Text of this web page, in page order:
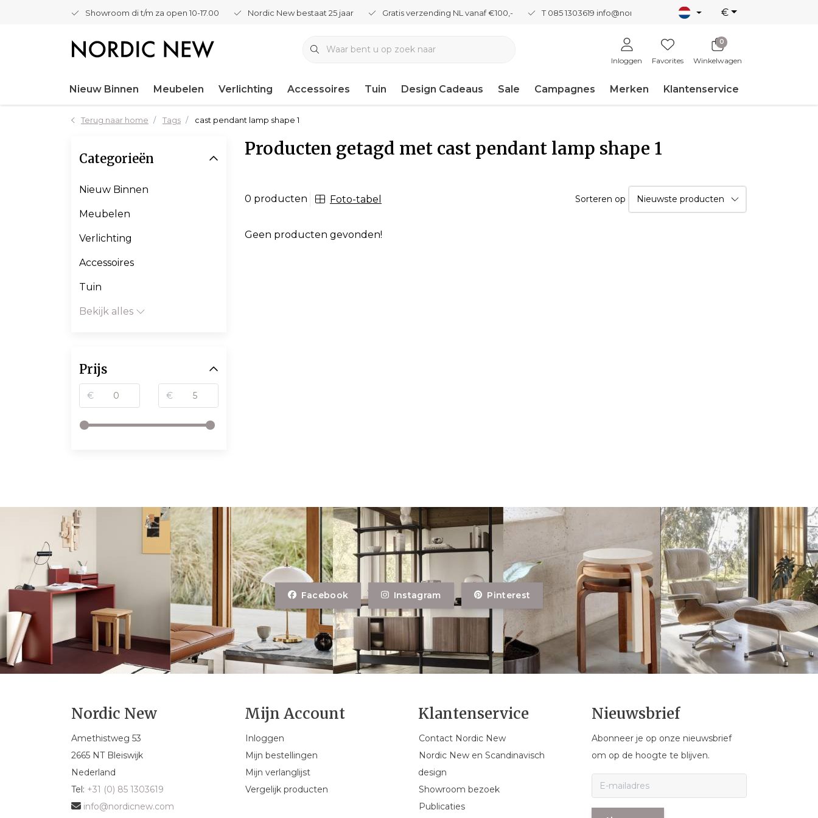
Showroom di t/m za open 10-17.00 Nordic New bestaat 25 jaar Gratis verzending NL vanaf €100,- T 085 1303619 info@nordicnew.nl €
Inloggen Favorites
0
Winkelwagen
Nieuw Binnen Meubelen Verlichting Accessoires Tuin Design Cadeaus Sale Campagnes Merken Klantenservice
Terug naar home Tags cast pendant lamp shape 1
Producten getagd met cast pendant lamp shape 1
0 producten Foto-tabel Sorteren op
Geen producten gevonden!
Categorieën
Nieuw Binnen
Meubelen
Verlichting
Accessoires
Tuin
Bekijk alles
Prijs
€ €
Facebook Instagram Pinterest
Nordic New
Amethistweg 53
2665 NT Bleiswijk
Nederland
Tel: +31 (0) 85 1303619
info@nordicnew.com
Mijn Account
Inloggen
Mijn bestellingen
Mijn verlanglijst
Vergelijk producten
Klantenservice
Contact Nordic New
Nordic New en Scandinavisch
design
Showroom bezoek
Publicaties
Nieuwsbrief
Abonneer je op onze nieuwsbrief
om op de hoogte te blijven.